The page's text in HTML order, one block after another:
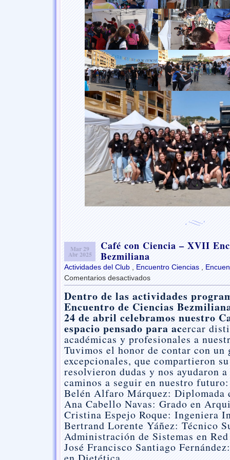
Mar 29
Abr 2025
Café con Ciencia – XVII
Bezmiliana
Actividades del Club Encuentro Ciencias
Comentarios desactivadosen
Café
con
Ciencia
XVII
Encuentro
de
Ciencias
Bezmiliana
Dentro de las actividades
Encuentro de Ciencias
24 de abril celebramos nuestro
espacio pensado para acercar
académicas y profesionales a
Tuvimos el honor de contar con
excepcionales, que compartieron
resolvieron dudas y nos ayudaron
caminos a seguir en nuestro futuro:
Belén Alfaro Márquez: Diplomada
Ana Cabello Navas: Grado en
Cristina Espejo Roque: Ingeniera
Bertrand Lorente Yáñez: Técnico
Administración de Sistemas en Red
José Francisco Santiago